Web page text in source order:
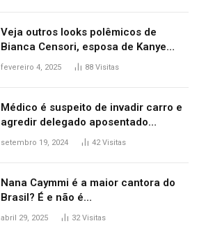
Veja outros looks polêmicos de
Bianca Censori, esposa de Kanye
West que apareceu nua no Grammy
fevereiro 4, 2025 88 Visitas
Médico é suspeito de invadir carro e
agredir delegado aposentado
durante confusão no trânsito
setembro 19, 2024 42Visitas
Nana Caymmi é a maior cantora do
Brasil? É e não é…
abril 29, 2025 32Visitas